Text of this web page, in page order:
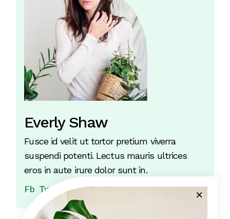
Everly Shaw
Fusce id velit ut tortor pretium viverra
suspendi potenti. Lectus mauris ultrices
eros in aute irure dolor sunt in.
Fb Tw In